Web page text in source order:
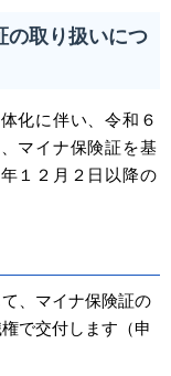
の取り扱いにつ
化に伴い、令和６
マイナ保険証を基
１２月２日以降の
、マイナ保険証の
で交付します（申